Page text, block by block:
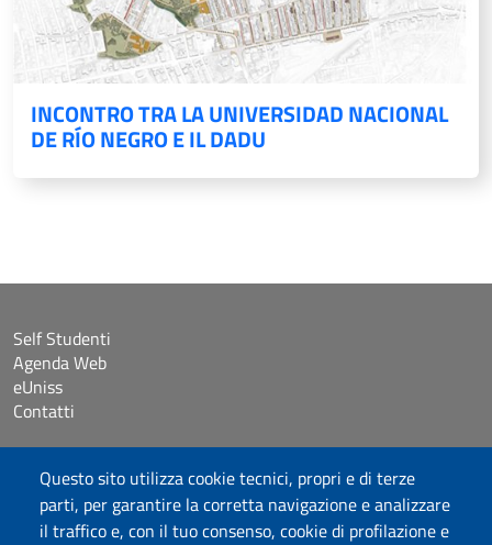
Questo sito utilizza cookie tecnici, propri e di terze
parti, per garantire la corretta navigazione e analizzare
il traffico e, con il tuo consenso, cookie di profilazione e
INCONTRO TRA LA UNIVERSIDAD NACIONAL
DE RÍO NEGRO E IL DADU
Self Studenti
Agenda Web
eUniss
Contatti
Accessibilità
Dichiarazione di accessibilità
Cookie settings